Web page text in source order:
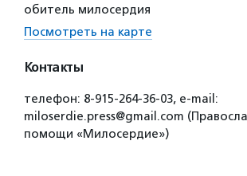
обитель милосердия
Посмотреть на карте
Контакты
телефон: 8-915-264-36-03, e-mail:
miloserdie.press@gmail.com
помощи «Милосердие»)